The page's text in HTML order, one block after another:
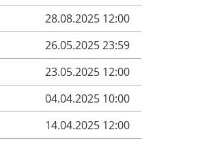
28.08.2025 12:00
26.05.2025 23:59
23.05.2025 12:00
04.04.2025 10:00
14.04.2025 12:00